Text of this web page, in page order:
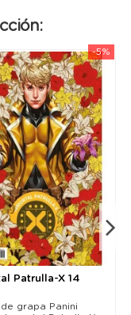
-5%
Patrulla-X 14
grapa Panini